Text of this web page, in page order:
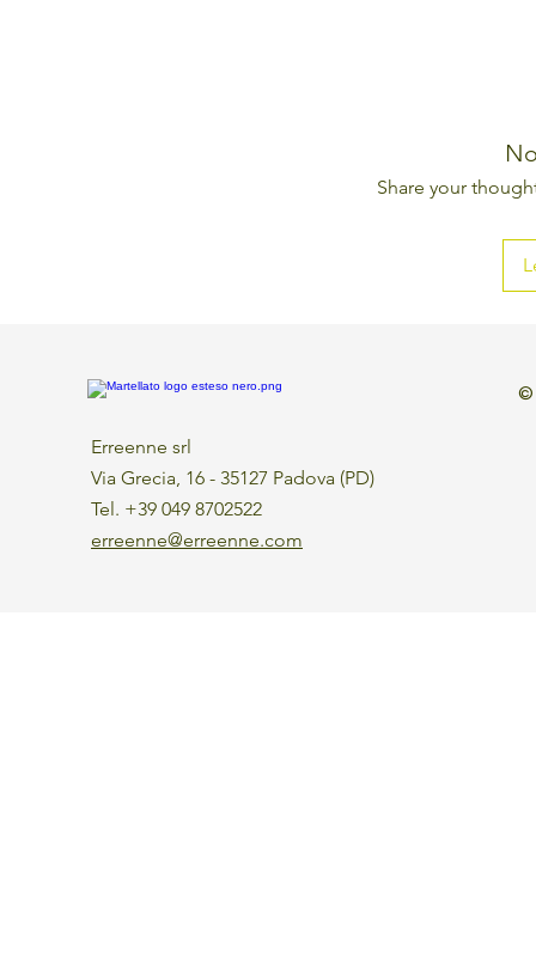
Share your
Erreenne srl
Via Grecia, 16 - 35127 Padova (PD)
Tel. +39 049 8702522
erreenne@erreenne.com
©